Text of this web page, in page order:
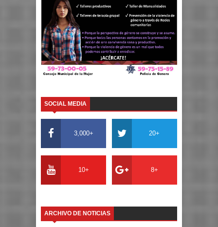
SOCIAL MEDIA
3,000+ 20+
10+ 8+
ARCHIVO DE NOTICIAS